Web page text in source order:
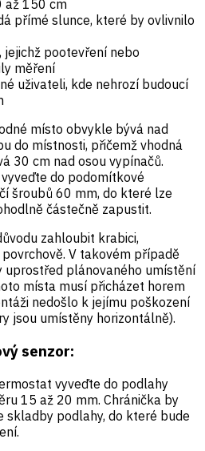
až 150 cm
přímé slunce, které by ovlivnilo
jejichž pootevření nebo
měření
uživateli, kde nehrozí budoucí
místo obvykle bývá nad
do místnosti, přičemž vhodná
30 cm nad osou vypínačů.
do podomítkové
šroubů 60 mm, do které lze
částečně zapustit.
zahloubit krabici,
V takovém případě
plánovaného umístění
místa musí přicházet horem
nedošlo k jejímu poškození
jsou umístěny horizontálně).
senzor:
vyveďte do podlahy
15 až 20 mm. Chránička by
skladby podlahy, do které bude